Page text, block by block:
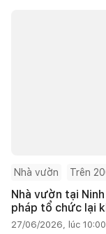
Nhà vườn Trên
Nhà vườn tại
pháp tổ chức lại
27/06/2026, lúc 10:00